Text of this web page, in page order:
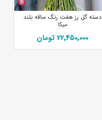
دسته گل رز هفت رنگ ساقه بلند
میکا
22٬450٬000 تومان